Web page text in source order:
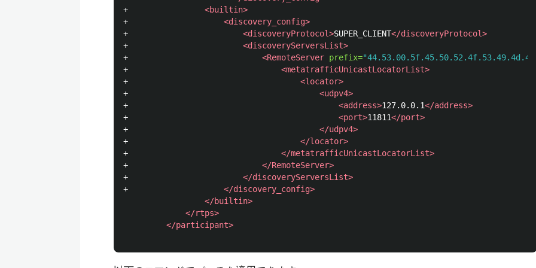
+ <builtin>
+ <discovery_config>
+ <discoveryProtocol>SUPER_CLIENT</discoveryProtocol>
+ <discoveryServersList>
+ <RemoteServer prefix=
+ <metatrafficUnicastLocatorList>
+ <locator>
+ <udpv4>
+ <address>127.0.0.1</address>
+ <port>11811</port>
+ </udpv4>
+ </locator>
+ </metatrafficUnicastLocatorList>
+ </RemoteServer>
+ </discoveryServersList>
+ </discovery_config>
</builtin>
</rtps>
</participant>